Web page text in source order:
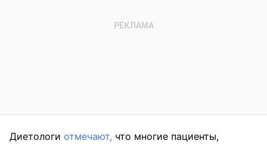
Диетологи отмечают, что многие пациенты,